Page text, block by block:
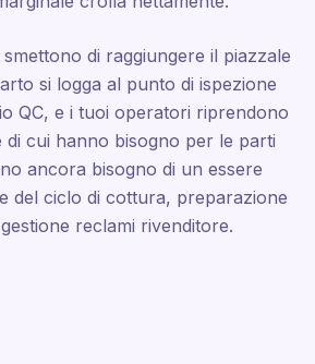
di raggiungere il piazzale
si logga al punto di ispezione
QC, e i tuoi operatori riprendono
di cui hanno bisogno per le parti
ancora bisogno di un essere
del ciclo di cottura, preparazione
reclami rivenditore.